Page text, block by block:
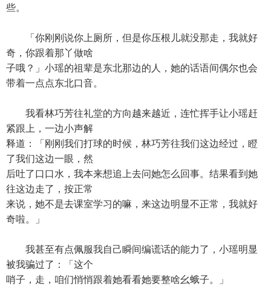
些。
「你刚刚说你上厕所，但是你压根儿就没那走，我就好
奇，你跟着那丫做啥
子哦？」小瑶的祖辈是东北那边的人，她的话语间偶尔也会
带着一点点东北口音。
我看林巧芳往礼堂的方向越来越近，连忙挥手让小瑶赶
紧跟上，一边小声解
释道：「刚刚我们打球的时候，林巧芳往我们这边经过，瞪
了我们这边一眼，然
后吐了口口水，我本来想追上去问她怎么回事。结果看到她
往这边走了，按正常
来说，她不是去课室学习的嘛，来这边明显不正常，我就好
奇啦。」
我甚至有点佩服我自己瞬间编谎话的能力了，小瑶明显
被我骗过了：「这个
哨子，走，咱们悄悄跟着她看看她要整啥幺蛾子。」